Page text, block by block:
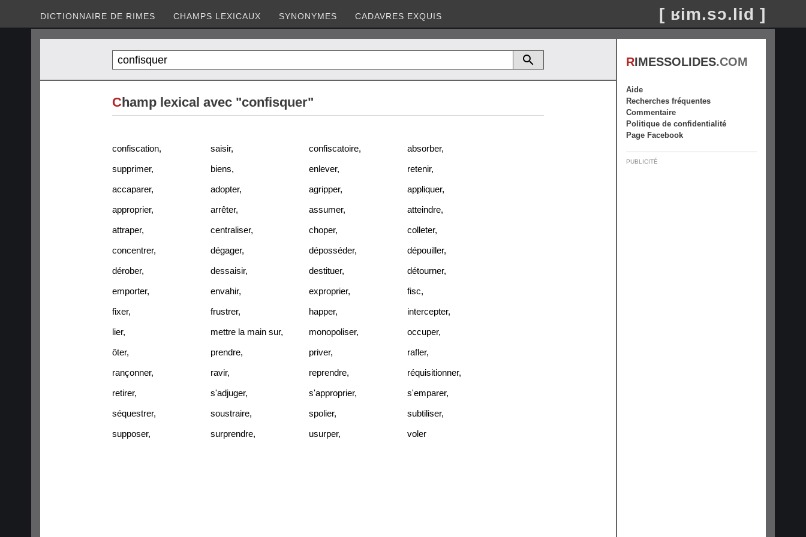
DICTIONNAIRE DE RIMES CHAMPS LEXICAUX SYNONYMES CADAVRES EXQUIS [ ʁim.sɔ.lid ]
Champ lexical avec "confisquer"
confiscation, saisir, confiscatoire, absorber,
supprimer, biens, enlever, retenir,
accaparer, adopter, agripper, appliquer,
approprier, arrêter, assumer, atteindre,
attraper, centraliser, choper, colleter,
concentrer, dégager, déposséder, dépouiller,
dérober, dessaisir, destituer, détourner,
emporter, envahir, exproprier, fisc,
fixer, frustrer, happer, intercepter,
lier, mettre la main sur, monopoliser, occuper,
ôter, prendre, priver, rafler,
rançonner, ravir, reprendre, réquisitionner,
retirer, s'adjuger, s'approprier, s'emparer,
séquestrer, soustraire, spolier, subtiliser,
supposer, surprendre, usurper, voler
RIMESSOLIDES.COM
Aide
Recherches fréquentes
Commentaire
Politique de confidentialité
Page Facebook
PUBLICITÉ